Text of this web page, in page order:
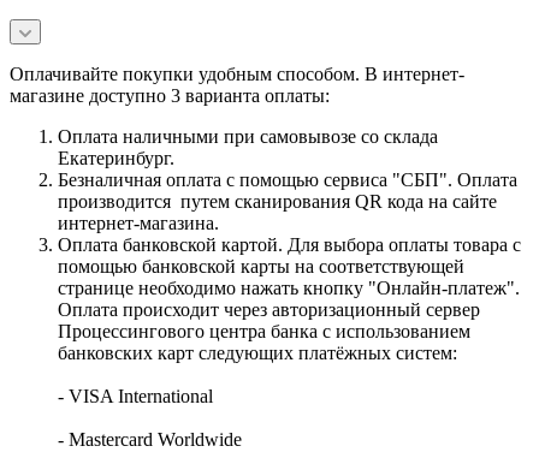
Оплачивайте покупки удобным способом. В интернет-
магазине доступно 3 варианта оплаты:
Оплата наличными при самовывозе со склада
Екатеринбург.
Безналичная оплата с помощью сервиса "СБП". Оплата
производится путем сканирования QR кода на сайте
интернет-магазина.
Оплата банковской картой. Для выбора оплаты товара с
помощью банковской карты на соответствующей
странице необходимо нажать кнопку "Онлайн-платеж".
Оплата происходит через авторизационный сервер
Процессингового центра банка с использованием
банковских карт следующих платёжных систем:
- VISA International
- Mastercard Worldwide